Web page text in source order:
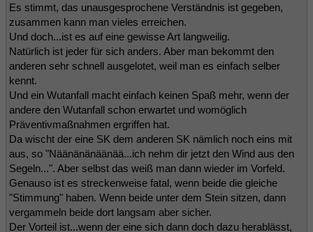
Es stimmt, das unausgesprochene Verständnis ist gegeben,
zusammen kann man vieles erreichen.
Und doch...ist es auf eine gewisse Art langweilig.
Natürlich ist jeder für sich anders. Aber man bekommt den
anderen sehr schnell ausgelotet, weil man es einfach selber
kennt.
Und ein Wutanfall macht einfach keinen Spaß mehr, wenn der
andere den Wutanfall schon erwartet und womöglich
Präventivmaßnahmen ergriffen hat.
Da wischt der eine SK dem anderen SK nämlich noch eins mit
aus, so "Näänänänäänää...ich nehm dir jetzt den Wind aus den
Segeln...". Aber selbst das weiß man dann wieder im Vorfeld.
Genauso ist es streckenweise fatal, wenn beide die gleiche
"Stimmung" haben. Wenn beide unter dem Stein sitzen, dann
vergammeln beide dort langsam aber sicher.
Der Vorteil ist...wenn der eine sich dann doch dazu herablässt,